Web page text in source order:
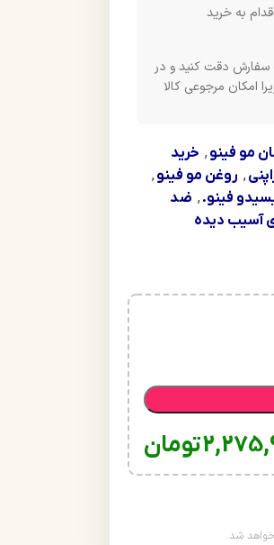
به خرید
سفارش دقت کنید و در
امکان مرجوعی کالا
مو فینو, خرید
, روغن مو فینو,
فینو., ضد
آسیب دیده
تومان